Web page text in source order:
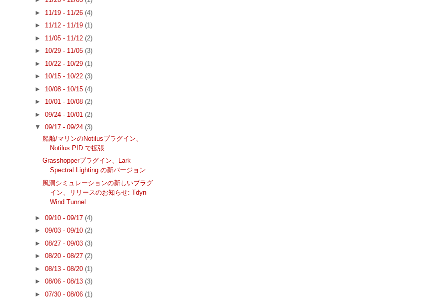
► 11/19 - 11/26 (4)
► 11/12 - 11/19 (1)
► 11/05 - 11/12 (2)
► 10/29 - 11/05 (3)
► 10/22 - 10/29 (1)
► 10/15 - 10/22 (3)
► 10/08 - 10/15 (4)
► 10/01 - 10/08 (2)
► 09/24 - 10/01 (2)
▼ 09/17 - 09/24 (3)
船舶/マリンのNotilusプラグイン、
Notilus PID で拡張
Grasshopperプラグイン、Lark
Spectral Lighting の新バージョン
風洞シミュレーションの新しいプラグ
イン、リリースのお知らせ: Tdyn
Wind Tunnel
► 09/10 - 09/17 (4)
► 09/03 - 09/10 (2)
► 08/27 - 09/03 (3)
► 08/20 - 08/27 (2)
► 08/13 - 08/20 (1)
► 08/06 - 08/13 (3)
► 07/30 - 08/06 (1)